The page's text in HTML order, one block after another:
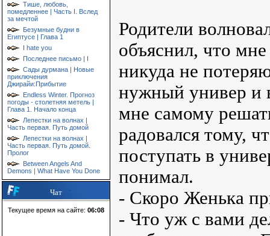
Тише, любовь,
помедленнее | Часть I. Вслед
за мечтой
Безумные будни в
Египтусе | Глава 1
I hate you
Последнее письмо | I
Сады дурмана | Новые
приключения
Джирайи:Прибытие
Endless Winter. Прогноз
погоды - столетняя метель |
Глава 1. Начало конца
Лепестки на волнах |
Часть первая. Путь домой
Лепестки на волнах |
Часть первая. Путь домой.
Пролог
Between Angels And
Demons | What Have You Done
Чат
Текущее время на сайте: 06:08
Родители
объяснил, что
никуда не
нужный универ и
мне самому
радовался тому,
поступать в
понимал.
- Скоро Женька
- Что уж с вами